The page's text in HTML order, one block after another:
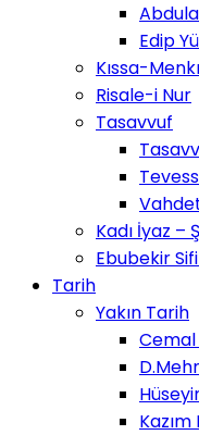
Edip
Kıssa-
Risale-i Nur
Tasavvuf
Kadı İyaz –
Ebubekir
Tarih
Yakın Tarih
Cemal